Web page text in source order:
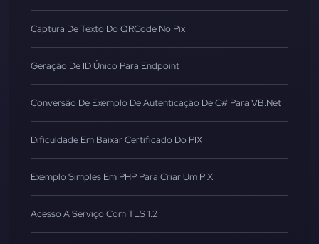
Captura De Texto Do QRCode No Pix
Geração De ID Único Para Endpoint
Conversão De Exemplo De Autenticação De C# Para VB.Net
Dificuldade Em Baixar Certificado Do PIX
Exemplo Simples Em PHP Para Criar Um PIX
Acesso A Serviço Com TLS 1.2